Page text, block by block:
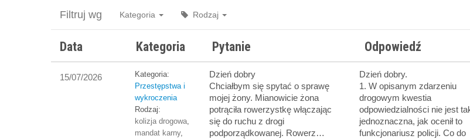
Filtruj wg Kategoria Rodzaj
Data Kategoria Pytanie Odpowiedź
15/07/2026
Kategoria:
Przestępstwa i
wykroczenia
Rodzaj:
kolizja drogowa,
mandat karny,
Dzień dobry
Chciałbym się spytać o sprawę
mojej żony. Mianowicie żona
potrąciła rowerzystkę włączając
się do ruchu z drogi
podporządkowanej. Rowerz…
Dzień dobry.
1. W opisanym zdarzeniu
drogowym kwestia
odpowiedzialności nie jest
jednoznaczna, jak ocenił to
funkcjonariusz policji. Co do